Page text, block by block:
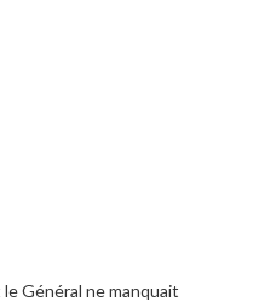
Général ne manquait